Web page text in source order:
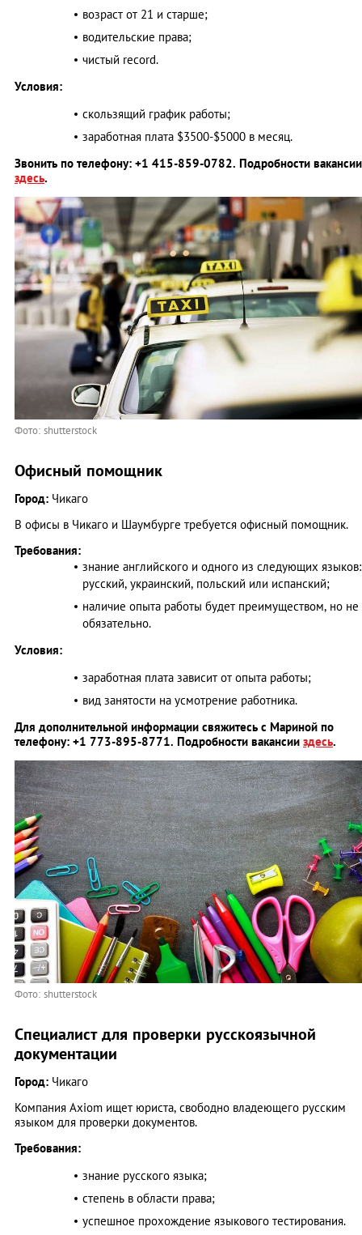
возраст от 21 и старше;
водительские права;
чистый record.
Условия:
скользящий график работы;
заработная плата $3500-$5000 в месяц.
Звонить по телефону: +1 415-859-0782. Подробности вакансии
здесь.
Фото: shutterstock
Офисный помощник
Город: Чикаго
В офисы в Чикаго и Шаумбурге требуется офисный помощник.
Требования:
знание английского и одного из следующих языков:
русский, украинский, польский или испанский;
наличие опыта работы будет преимуществом, но не
обязательно.
Условия:
заработная плата зависит от опыта работы;
вид занятости на усмотрение работника.
Для дополнительной информации свяжитесь с Мариной по
телефону: +1 773-895-8771. Подробности вакансии здесь.
Фото: shutterstock
Специалист для проверки русскоязычной
документации
Город: Чикаго
Компания Axiom ищет юриста, свободно владеющего русским
языком для проверки документов.
Требования:
знание русского языка;
степень в области права;
успешное прохождение языкового тестирования.